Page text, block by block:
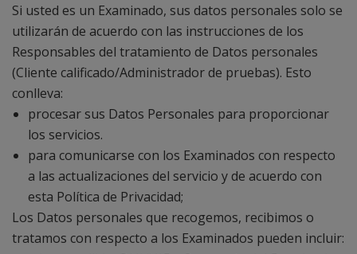
Si usted es un Examinado, sus datos personales solo se
utilizarán de acuerdo con las instrucciones de los
Responsables del tratamiento de Datos personales
(Cliente calificado/Administrador de pruebas). Esto
conlleva:
procesar sus Datos Personales para proporcionar
los servicios.
para comunicarse con los Examinados con respecto
a las actualizaciones del servicio y de acuerdo con
esta Política de Privacidad;
Los Datos personales que recogemos, recibimos o
tratamos con respecto a los Examinados pueden incluir: